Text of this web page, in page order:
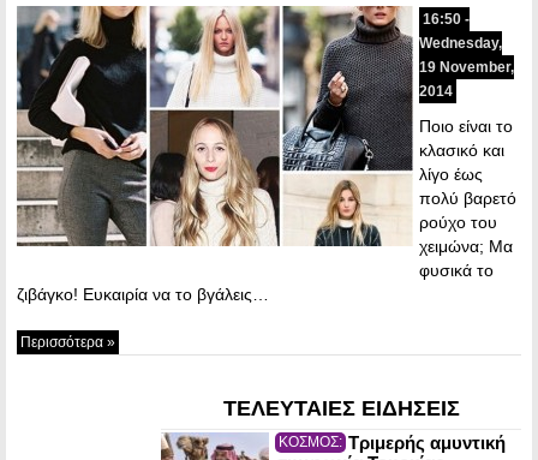
16:50 -
Wednesday,
19 November,
2014
Ποιο είναι το
κλασικό και
λίγο έως
πολύ βαρετό
ρούχο του
χειμώνα; Μα
φυσικά το
ζιβάγκο! Ευκαιρία να το βγάλεις…
Περισσότερα »
ΤΕΛΕΥΤΑΙΕΣ ΕΙΔΗΣΕΙΣ
ΚΟΣΜΟΣ: Τριμερής αμυντική